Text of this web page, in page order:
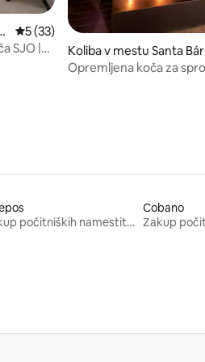
Povprečna ocena: 5 od 5, št.
5 (33)
SJO |
Koliba v mestu Santa
Opremljena koča za
Zakup počitniških namestitev
Cobano